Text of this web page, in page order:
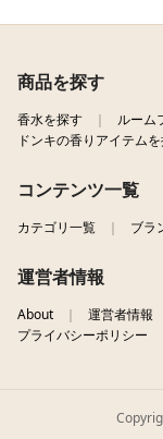
商品を探す
香水を探す
ルーム
ドンキの香りアイテム
コンテンツ一覧
カテゴリ一覧 ブラ
運営者情報
About 運営者情報
プライバシーポリシー